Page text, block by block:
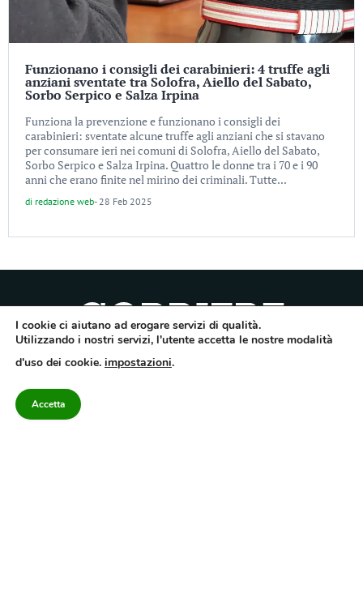
Funzionano i consigli dei carabinieri: 4 truffe agli
anziani sventate tra Solofra, Aiello del Sabato,
Sorbo Serpico e Salza Irpina
Funziona la prevenzione e funzionano i consigli dei
carabinieri: sventate alcune truffe agli anziani che si stavano
per consumare ieri nei comuni di Solofra, Aiello del Sabato,
Sorbo Serpico e Salza Irpina. Quattro le donne tra i 70 e i 90
anni che erano finite nel mirino dei criminali. Tutte...
di redazione web- 28 Feb 2025
10/9/2012. Iscritto nel Registro Operatori di Comunicazione al n.7671
Avellino – Cap.Soc. 20.000 € – REA 187346 – PI/CF. Reg. naz. stampa 10218/99
I cookie ci aiutano ad erogare servizi di qualità.
Utilizzando i nostri servizi, l'utente accetta le nostre modalità
d'uso dei cookie. impostazioni.
Accetta